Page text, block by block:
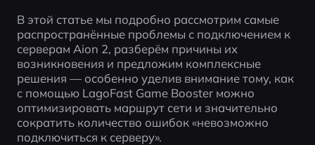
В этой статье мы подробно рассмотрим самые
распространённые проблемы с подключением к
серверам Aion 2, разберём причины их
возникновения и предложим комплексные
решения — особенно уделив внимание тому, как
с помощью LagoFast Game Booster можно
оптимизировать маршрут сети и значительно
сократить количество ошибок «невозможно
подключиться к серверу».